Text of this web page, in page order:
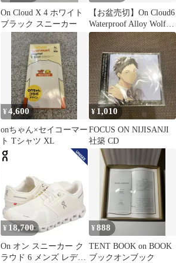
On Cloud X 4 ホワイト
ブラック スニーカー
【お盆売切】On Cloud6
Waterproof Alloy Wolf
27
¥4,600
onちゃん×セイコーマー
ト Tシャツ XL
¥1,010
FOCUS ON NIJISANJI
社築 CD
¥ 18,700
On オン スニーカー ク
ラウド 6 メンズ レディ
¥888
TENT BOOK on BOOK
ブックオンブック